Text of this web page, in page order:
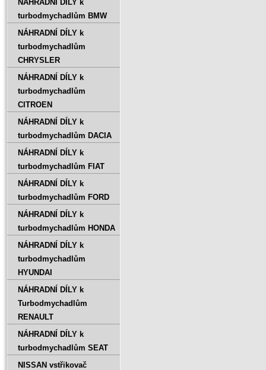
NÁHRADNÍ DÍLY k
turbodmychadlům BMW
NÁHRADNÍ DÍLY k
turbodmychadlům
CHRYSLER
NÁHRADNÍ DÍLY k
turbodmychadlům
CITROEN
NÁHRADNÍ DÍLY k
turbodmychadlům DACIA
NÁHRADNÍ DÍLY k
turbodmychadlům FIAT
NÁHRADNÍ DÍLY k
turbodmychadlům FORD
NÁHRADNÍ DÍLY k
turbodmychadlům HONDA
NÁHRADNÍ DÍLY k
turbodmychadlům
HYUNDAI
NÁHRADNÍ DÍLY k
Turbodmychadlům
RENAULT
NÁHRADNÍ DÍLY k
turbodmychadlům SEAT
NISSAN vstřikovač